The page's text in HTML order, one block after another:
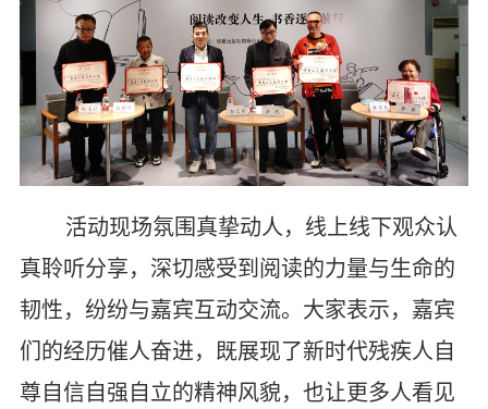
活动现场氛围真挚动人，线上线下观众认
真聆听分享，深切感受到阅读的力量与生命的
韧性，纷纷与嘉宾互动交流。大家表示，嘉宾
们的经历催人奋进，既展现了新时代残疾人自
尊自信自强自立的精神风貌，也让更多人看见